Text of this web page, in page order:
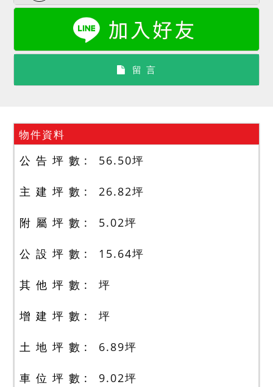
留 言
物件資料
公 告 坪 數 56.50坪
主 建 坪 數 26.82坪
附 屬 坪 數 5.02坪
公 設 坪 數 15.64坪
其 他 坪 數 坪
增 建 坪 數 坪
土 地 坪 數 6.89坪
車 位 坪 數 9.02坪